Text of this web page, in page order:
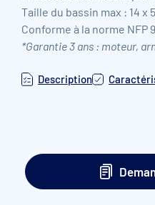
Taille du bassin max : 14 x
Conforme à la norme NFP
*Garantie 3 ans : moteur,
Description